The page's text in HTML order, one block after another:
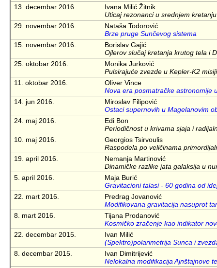
13. decembar 2016.
Ivana Milić Žitnik
Uticaj rezonanci u srednjem
29. novembar 2016.
Nataša Todorović
Brze pruge Sunčevog sistema
15. novembar 2016.
Borislav Gajić
Ojlerov slučaj kretanja krutog tela i
25. oktobar 2016.
Monika Jurković
Pulsirajuće zvezde u Kepler-K2 misiji
11. oktobar 2016.
Oliver Vince
Nova era posmatračke astronomije
14. jun 2016.
Miroslav Filipović
Ostaci supernovih u Magelanovim
24. maj 2016.
Edi Bon
Periodičnost u krivama sjaja i
10. maj 2016.
Georgios Tsirvoulis
Raspodela po veličinama
19. april 2016.
Nemanja Martinović
Dinamičke razlike jata galaksija u
5. april 2016.
Maja Burić
Gravitacioni talasi - 60 godina od
22. mart 2016.
Predrag Jovanović
Modifikovana gravitacija nasuprot
8. mart 2016.
Tijana Prodanović
Kosmičko zračenje kao indikator
22. decembar 2015.
Ivan Milić
(Spektro)polarimetrija Sunca i
8. decembar 2015.
Ivan Dimitrijević
Nelokalna modifikacija Ajnštajnove